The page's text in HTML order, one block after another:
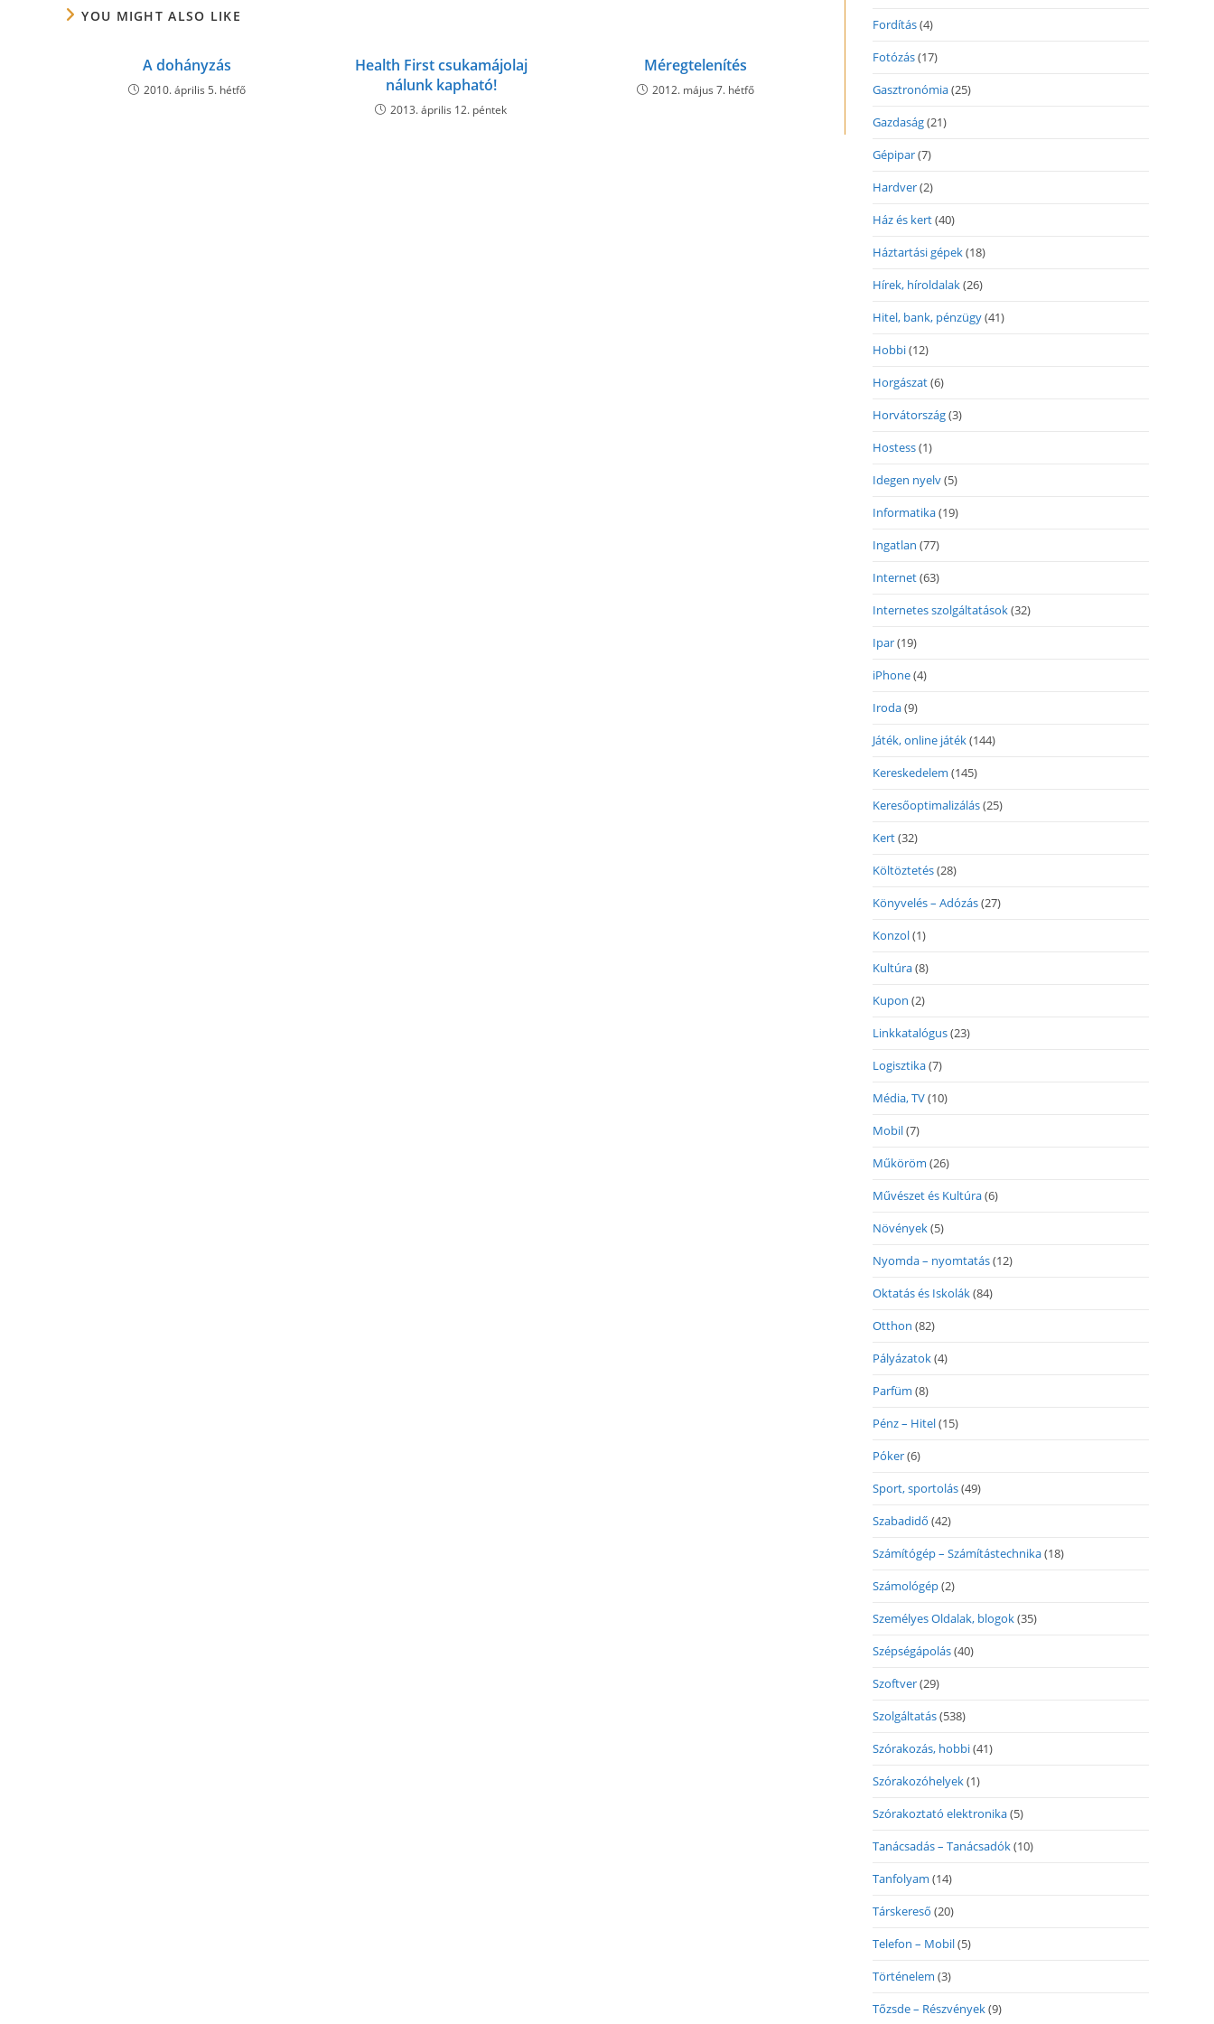
YOU MIGHT ALSO LIKE
A dohányzás
2010. április 5. hétfő
Health First csukamájolaj
nálunk kapható!
2013. április 12. péntek
Méregtelenítés
2012. május 7. hétfő
Fordítás(4)
Fotózás(17)
Gasztronómia(25)
Gazdaság(21)
Gépipar(7)
Hardver(2)
Ház és kert(40)
Háztartási gépek(18)
Hírek, híroldalak(26)
Hitel, bank, pénzügy(41)
Hobbi(12)
Horgászat(6)
Horvátország(3)
Hostess(1)
Idegen nyelv(5)
Informatika(19)
Ingatlan (77)
Internet(63)
Internetes szolgáltatások(32)
Ipar(19)
iPhone(4)
Iroda(9)
Játék, online játék(144)
Kereskedelem (145)
Keresőoptimalizálás(25)
Kert(32)
Költöztetés(28)
Könyvelés – Adózás(27)
Konzol(1)
Kultúra(8)
Kupon (2)
Linkkatalógus(23)
Logisztika(7)
Média, TV(10)
Mobil(7)
Műköröm (26)
Művészet és Kultúra(6)
Növények(5)
Nyomda – nyomtatás(12)
Oktatás és Iskolák(84)
Otthon (82)
Pályázatok(4)
Parfüm (8)
Pénz – Hitel(15)
Póker(6)
Sport, sportolás(49)
Szabadidő (42)
Számítógép – Számítástechnika(18)
Számológép(2)
Személyes Oldalak, blogok(35)
Szépségápolás(40)
Szoftver(29)
Szolgáltatás(538)
Szórakozás, hobbi(41)
Szórakozóhelyek(1)
Szórakoztató elektronika(5)
Tanácsadás – Tanácsadók(10)
Tanfolyam (14)
Társkereső (20)
Telefon – Mobil(5)
Történelem (3)
Tőzsde – Részvények(9)